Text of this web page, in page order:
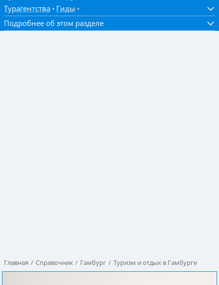
Турагентства
Гиды
Подробнее об этом разделе
Главная Справочник Гамбург Туризм и отдых в Гамбурге